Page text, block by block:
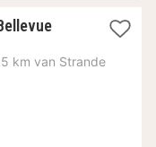
km van Strande